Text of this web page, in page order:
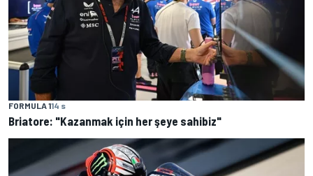
FORMULA 114 s
Briatore: "Kazanmak için her şeye sahibiz"